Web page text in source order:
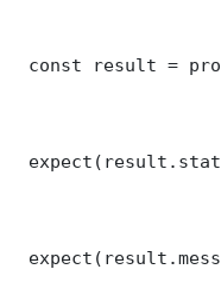
const result =